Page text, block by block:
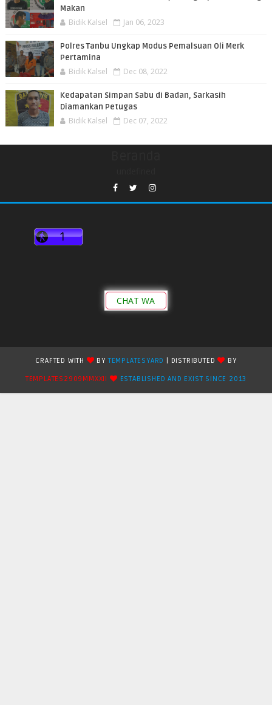
Makan
Bidik Kalsel Jan 06, 2023
Polres Tanbu Ungkap Modus Pemalsuan Oli Merk
Pertamina
Bidik Kalsel Dec 08, 2022
Kedapatan Simpan Sabu di Badan, Sarkasih
Diamankan Petugas
Bidik Kalsel Dec 07, 2022
CHAT WA
CRAFTED WITH BYTEMPLATESYARD | DISTRIBUTED
BY
TEMPLATES2909MMXXII
ESTABLISHED AND EXIST SINCE 2013